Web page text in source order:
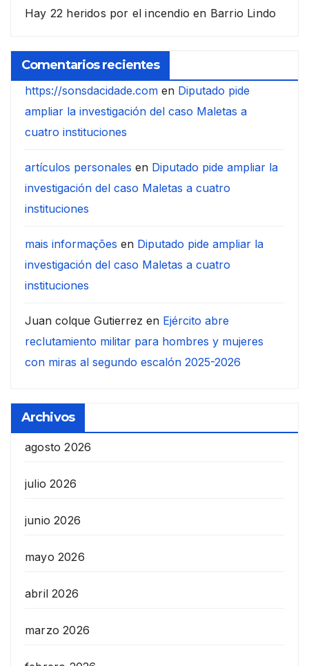
Hay 22 heridos por el incendio en Barrio Lindo
Comentarios recientes
https://sonsdacidade.com en Diputado pide
ampliar la investigación del caso Maletas a
cuatro instituciones
artículos personales en Diputado pide ampliar la
investigación del caso Maletas a cuatro
instituciones
mais informações en Diputado pide ampliar la
investigación del caso Maletas a cuatro
instituciones
Juan colque Gutierrez en Ejército abre
reclutamiento militar para hombres y mujeres
con miras al segundo escalón 2025-2026
Archivos
agosto 2026
julio 2026
junio 2026
mayo 2026
abril 2026
marzo 2026